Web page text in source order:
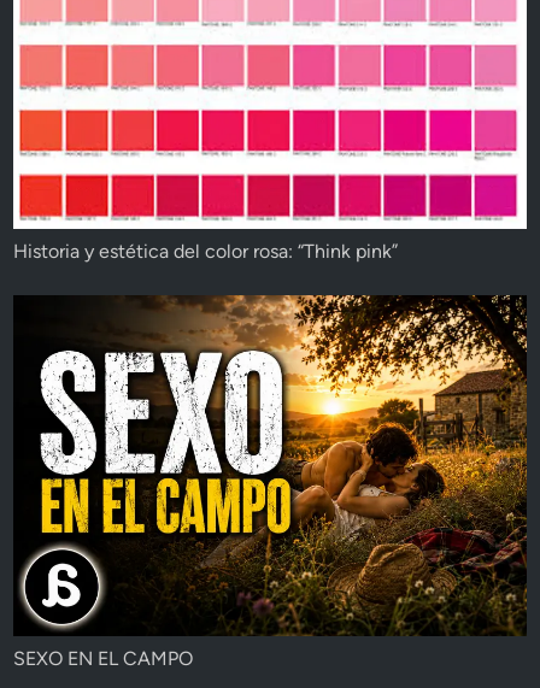
Historia y estética del color rosa: “Think pink”
SEXO EN EL CAMPO